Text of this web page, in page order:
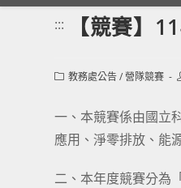
::: 【競賽】
Post教務處公告/營隊競賽
一、本競賽係由國立
應用、淨零排放、能
二、本年度競賽分為